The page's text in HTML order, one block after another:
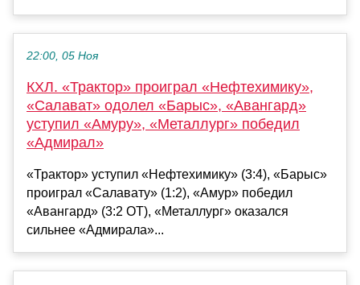
22:00, 05 Ноя
КХЛ. «Трактор» проиграл «Нефтехимику»,
«Салават» одолел «Барыс», «Авангард»
уступил «Амуру», «Металлург» победил
«Адмирал»
«Трактор» уступил «Нефтехимику» (3:4), «Барыс»
проиграл «Салавату» (1:2), «Амур» победил
«Авангард» (3:2 ОТ), «Металлург» оказался
сильнее «Адмирала»...